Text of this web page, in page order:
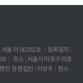
서울 아 00292호
등록일자 :
주소 : 서울시 마포구 마포
인 겸 편집인 : 이성주
청소